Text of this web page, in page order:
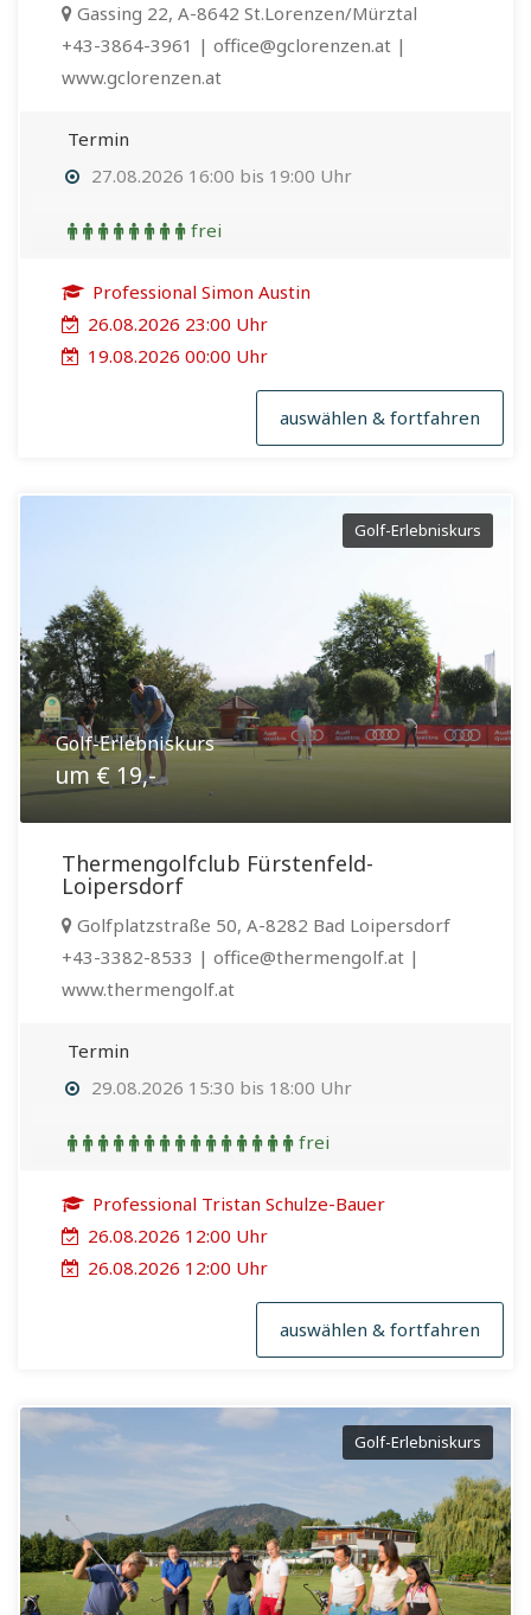
Gassing 22, A-8642 St.Lorenzen/Mürztal
+43-3864-3961 | office@gclorenzen.at |
www.gclorenzen.at
Termin
27.08.2026 16:00 bis 19:00 Uhr
frei
Professional Simon Austin
26.08.2026 23:00 Uhr
19.08.2026 00:00 Uhr
auswählen & fortfahren
Golf-Erlebniskurs
Golf-Erlebniskurs
um € 19,-
Thermengolfclub Fürstenfeld-
Loipersdorf
Golfplatzstraße 50, A-8282 Bad Loipersdorf
+43-3382-8533 | office@thermengolf.at |
www.thermengolf.at
Termin
29.08.2026 15:30 bis 18:00 Uhr
frei
Professional Tristan Schulze-Bauer
26.08.2026 12:00 Uhr
26.08.2026 12:00 Uhr
auswählen & fortfahren
Golf-Erlebniskurs